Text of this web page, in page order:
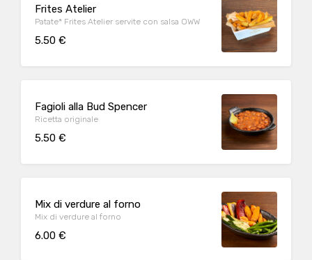
Frites Atelier
Patate* Frites Atelier servite con salsa OWW
5.50 €
Fagioli alla Bud Spencer
Ricetta originale
5.50 €
Mix di verdure al forno
Mix di verdure al forno
6.00 €